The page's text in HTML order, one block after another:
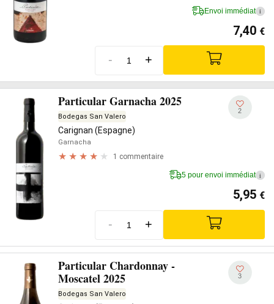
Envoi immédiat i
7,40 €
- +
Particular Garnacha 2025
Bodegas San Valero
Carignan (Espagne)
Garnacha
1 commentaire
2
5 pour envoi immédiat i
5,95 €
- +
Particular Chardonnay -
Moscatel 2025
Bodegas San Valero
3